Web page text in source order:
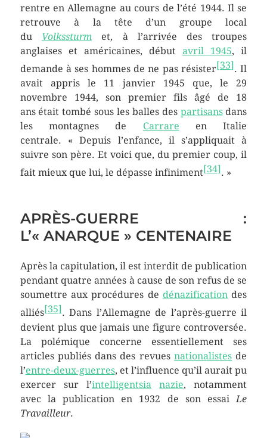
rentre en Allemagne au cours de l’été 1944. Il se
retrouve à la tête d’un groupe local
du Volkssturm et, à l’arrivée des troupes
anglaises et américaines, débutavril 1945, il
demande à ses hommes de ne pas résister[33]. Il
avait appris le 11 janvier 1945 que, le29
novembre 1944, son premier fils âgé de 18
ansétait tombé sous les balles des partisansdans
les montagnes de Carrare en Italie
centrale. « Depuis l’enfance, il s’appliquait à
suivre son père. Et voici que, du premier coup, il
fait mieux que lui, le dépasse infiniment[34]. »
APRÈS-GUERRE :
L’« ANARQUE » CENTENAIRE
Après la capitulation, il est interdit de publication
pendant quatre années à cause de son refus de se
soumettre aux procédures de dénazification des
alliés[35]. Dans l’Allemagne de l’après-guerre il
devient plus que jamais une figure controversée.
La polémique concerne essentiellement ses
articles publiés dans des revuesnationalistes de
l’entre-deux-guerres, et l’influence qu’il aurait pu
exercer sur l’intelligentsia nazie, notamment
avec la publication en 1932 de son essai Le
Travailleur.